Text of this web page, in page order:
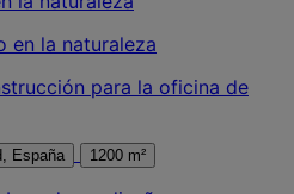
en la naturaleza
para la oficina de
Madrid, España 1200 m²